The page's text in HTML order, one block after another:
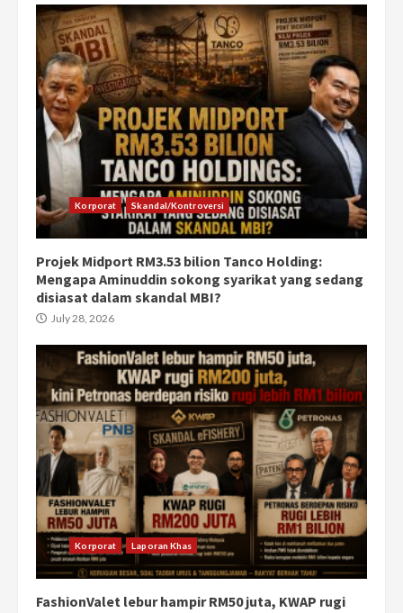
Korporat Skandal/Kontroversi
Projek Midport RM3.53 bilion Tanco Holding:
Mengapa Aminuddin sokong syarikat yang sedang
disiasat dalam skandal MBI?
July 28, 2026
Korporat Laporan Khas
FashionValet lebur hampir RM50 juta, KWAP rugi